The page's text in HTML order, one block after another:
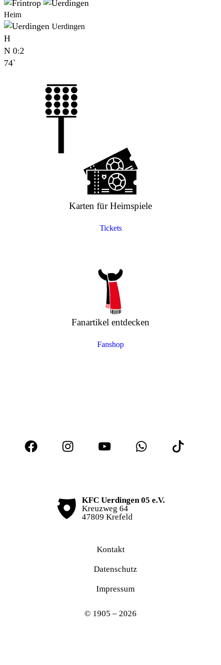
Heim
Uerdingen
H
N 0:2
74`
Karten für Heimspiele
Tickets
Fanartikel entdecken
Fanshop
KFC Uerdingen 05 e.V.
Kreuzweg 64
47809 Krefeld
Kontakt
Datenschutz
Impressum
© 1905 – 2026